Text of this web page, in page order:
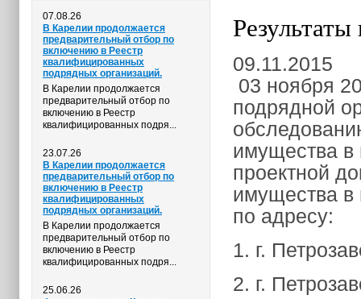
07.08.26
В Карелии продолжается
предварительный отбор по
включению в Реестр
квалифицированных
подрядных организаций.
В Карелии продолжается
предварительный отбор по
включению в Реестр
квалифицированных подря...
23.07.26
В Карелии продолжается
предварительный отбор по
включению в Реестр
квалифицированных
подрядных организаций.
В Карелии продолжается
предварительный отбор по
включению в Реестр
квалифицированных подря...
25.06.26
09.11.2015
03 ноября
подрядной
имущества в
проектной
имущества в
по адресу:
1. г.
2. г.